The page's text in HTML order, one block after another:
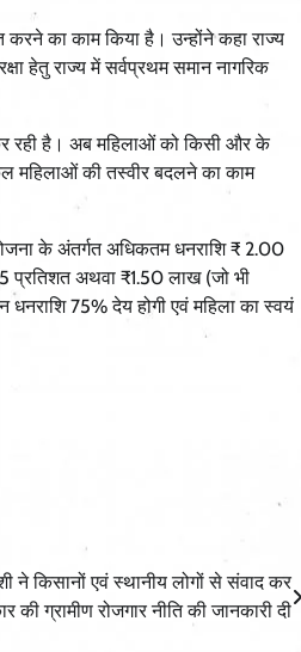
का काम किया है। उन्होंने कहा राज्य
हेतु राज्य में सर्वप्रथम समान नागरिक
रही है। अब महिलाओं को किसी और के
महिलाओं की तस्वीर बदलने का काम
के अंतर्गत अधिकतम धनराशि ₹ 2.00
प्रतिशत अथवा ₹1.50 लाख (जो भी
धनराशि 75% देय होगी एवं महिला का स्वयं
ने किसानों एवं स्थानीय लोगों से संवाद कर
की ग्रामीण रोजगार नीति की जानकारी दी